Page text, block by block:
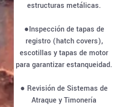
estructuras metálicas.
●Inspección de tapas de
registro (hatch covers),
escotillas y tapas de motor
para garantizar estanqueidad.
● Revisión de Sistemas de
Atraque y Timonería